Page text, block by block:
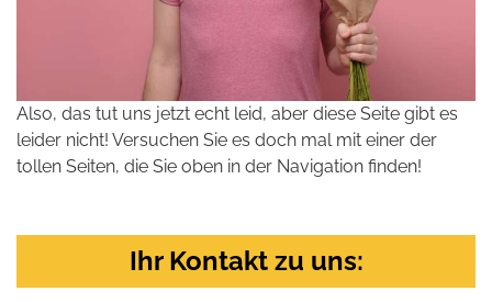
Also, das tut uns jetzt echt leid, aber diese Seite gibt es
leider nicht! Versuchen Sie es doch mal mit einer der
tollen Seiten, die Sie oben in der Navigation finden!
Ihr Kontakt zu uns: